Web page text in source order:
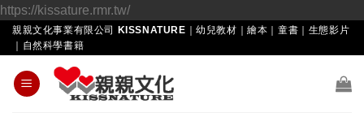
https://kissature.rmr.tw/Skip
to
親親文化事業有限公司 KISSNATURE｜幼兒教材｜繪本｜童書｜生態影片
｜自然科學書籍